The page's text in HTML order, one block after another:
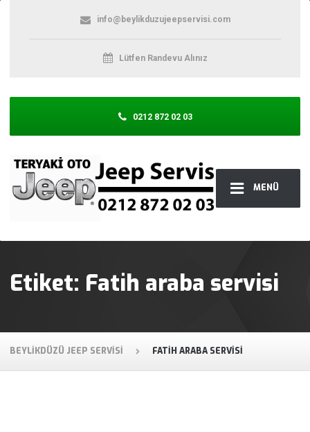
MENÜ
info@beylikduzujeepservisi.com
Lütfen Randevu Alınız
0212 872 02 03
Etiket: Fatih araba servisi
BEYLIKDÜZÜ JEEP SERVISI FATIH ARABA SERVISI